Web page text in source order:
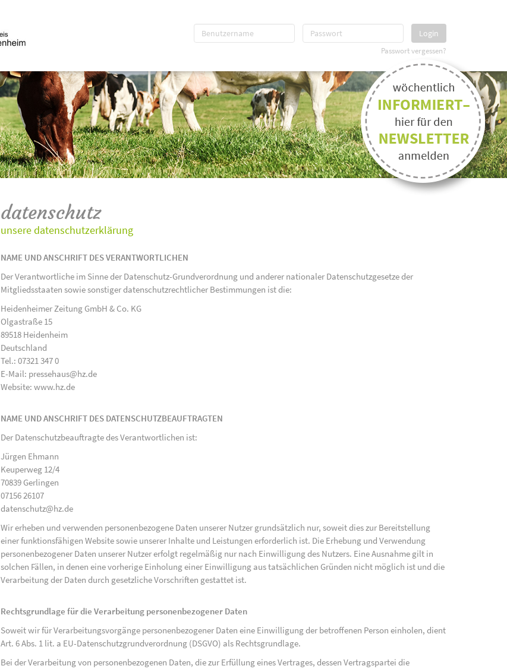
Login
Passwort vergessen?
datenschutz
unsere datenschutzerklärung
NAME UND ANSCHRIFT DES VERANTWORTLICHEN
Der Verantwortliche im Sinne der Datenschutz-Grundverordnung und anderer nationaler Datenschutzgesetze der
Mitgliedsstaaten sowie sonstiger datenschutzrechtlicher Bestimmungen ist die:
Heidenheimer Zeitung GmbH & Co. KG
Olgastraße 15
89518 Heidenheim
Deutschland
Tel.: 07321 347 0
E-Mail: pressehaus@hz.de
Website: www.hz.de
NAME UND ANSCHRIFT DES DATENSCHUTZBEAUFTRAGTEN
Der Datenschutzbeauftragte des Verantwortlichen ist:
Jürgen Ehmann
Keuperweg 12/4
70839 Gerlingen
07156 26107
datenschutz@hz.de
Wir erheben und verwenden personenbezogene Daten unserer Nutzer grundsätzlich nur, soweit dies zur Bereitstellung
einer funktionsfähigen Website sowie unserer Inhalte und Leistungen erforderlich ist. Die Erhebung und Verwendung
personenbezogener Daten unserer Nutzer erfolgt regelmäßig nur nach Einwilligung des Nutzers. Eine Ausnahme gilt in
solchen Fällen, in denen eine vorherige Einholung einer Einwilligung aus tatsächlichen Gründen nicht möglich ist und die
Verarbeitung der Daten durch gesetzliche Vorschriften gestattet ist.
Rechtsgrundlage für die Verarbeitung personenbezogener Daten
Soweit wir für Verarbeitungsvorgänge personenbezogener Daten eine Einwilligung der betroffenen Person einholen, dient
Art. 6 Abs. 1 lit. a EU-Datenschutzgrundverordnung (DSGVO) als Rechtsgrundlage.
Bei der Verarbeitung von personenbezogenen Daten, die zur Erfüllung eines Vertrages, dessen Vertragspartei die